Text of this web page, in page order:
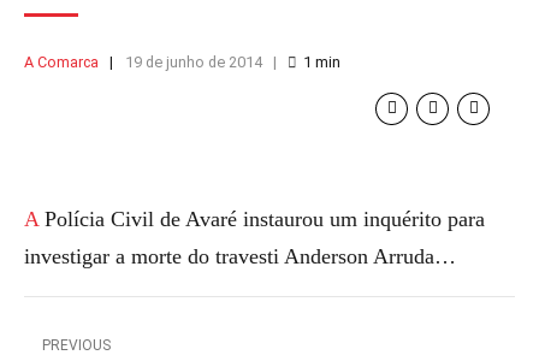
A Comarca 19 de junho de 2014 1 min
A Polícia Civil de Avaré instaurou um inquérito para
investigar a morte do travesti Anderson Arruda…
PREVIOUS